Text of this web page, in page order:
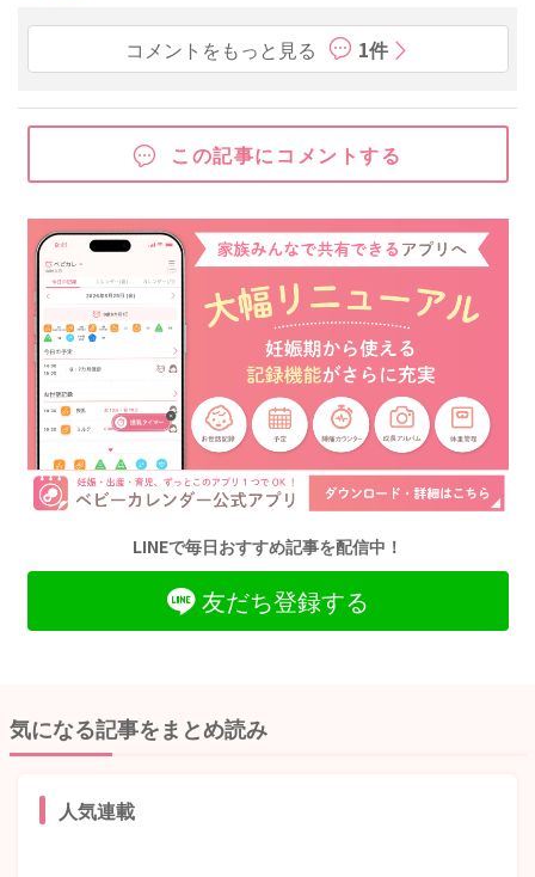
コメントをもっと見る 1件
この記事にコメントする
LINEで毎日おすすめ記事を配信中！
友だち登録する
気になる記事をまとめ読み
人気連載